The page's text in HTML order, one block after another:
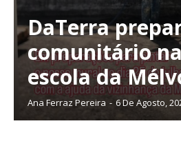
Planos de
DaTerra
comunitário
escola da
Ana Ferraz Pereira - 6 De Agosto,